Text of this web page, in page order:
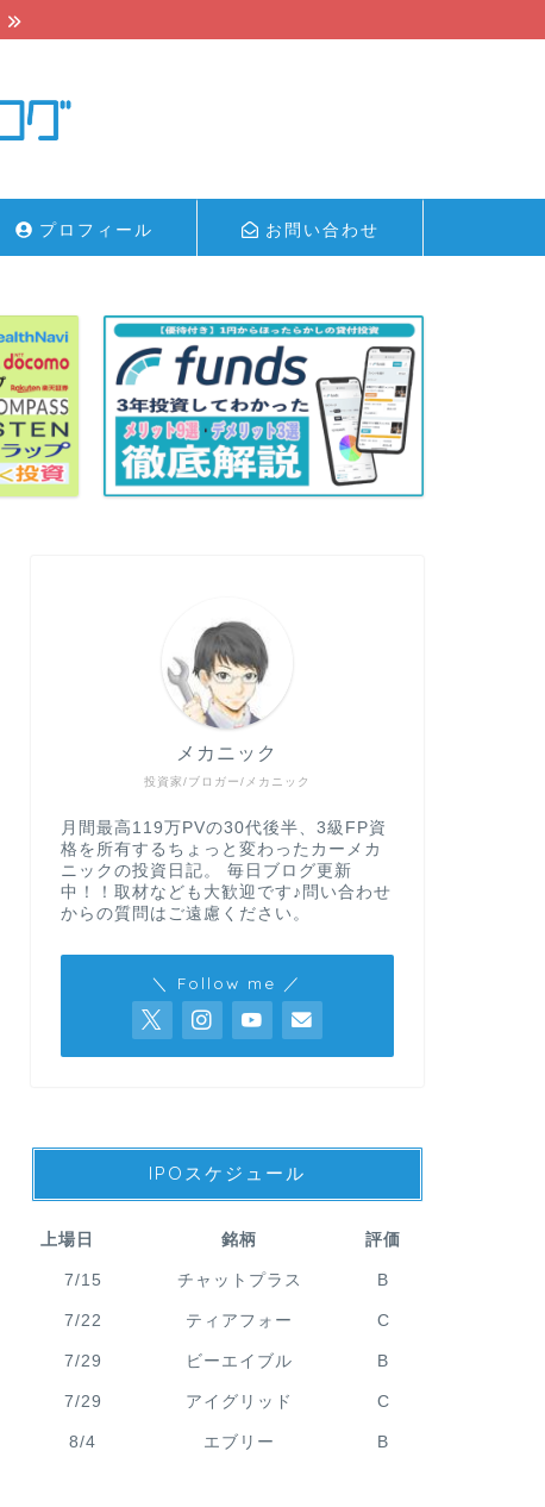
プロフィール お問い合わせ
投資型クラファン
【最大12,000
コモサスがお得なキャ
成 …
投資家/ブロガー/メカニック
メカニック
月間最高119万PVの30代後半、3級FP資
格を所有するちょっと変わったカーメカ
ニックの投資日記。 毎日ブログ更新
中！！取材なども大歓迎です♪問い合わせ
からの質問はご遠慮ください。
＼ Follow me ／
IPOスケジュール
上場日 銘柄 評価
7/15 チャットプラス B
7/22 ティアフォー C
7/29 ビーエイブル B
7/29 アイグリッド C
8/4 エブリー B